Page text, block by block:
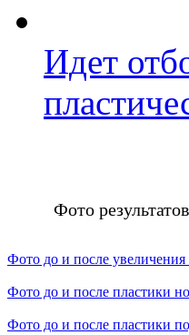
Идет
Фото
Фото до и после увеличения
Фото до и после пластики
Фото до и после пластики